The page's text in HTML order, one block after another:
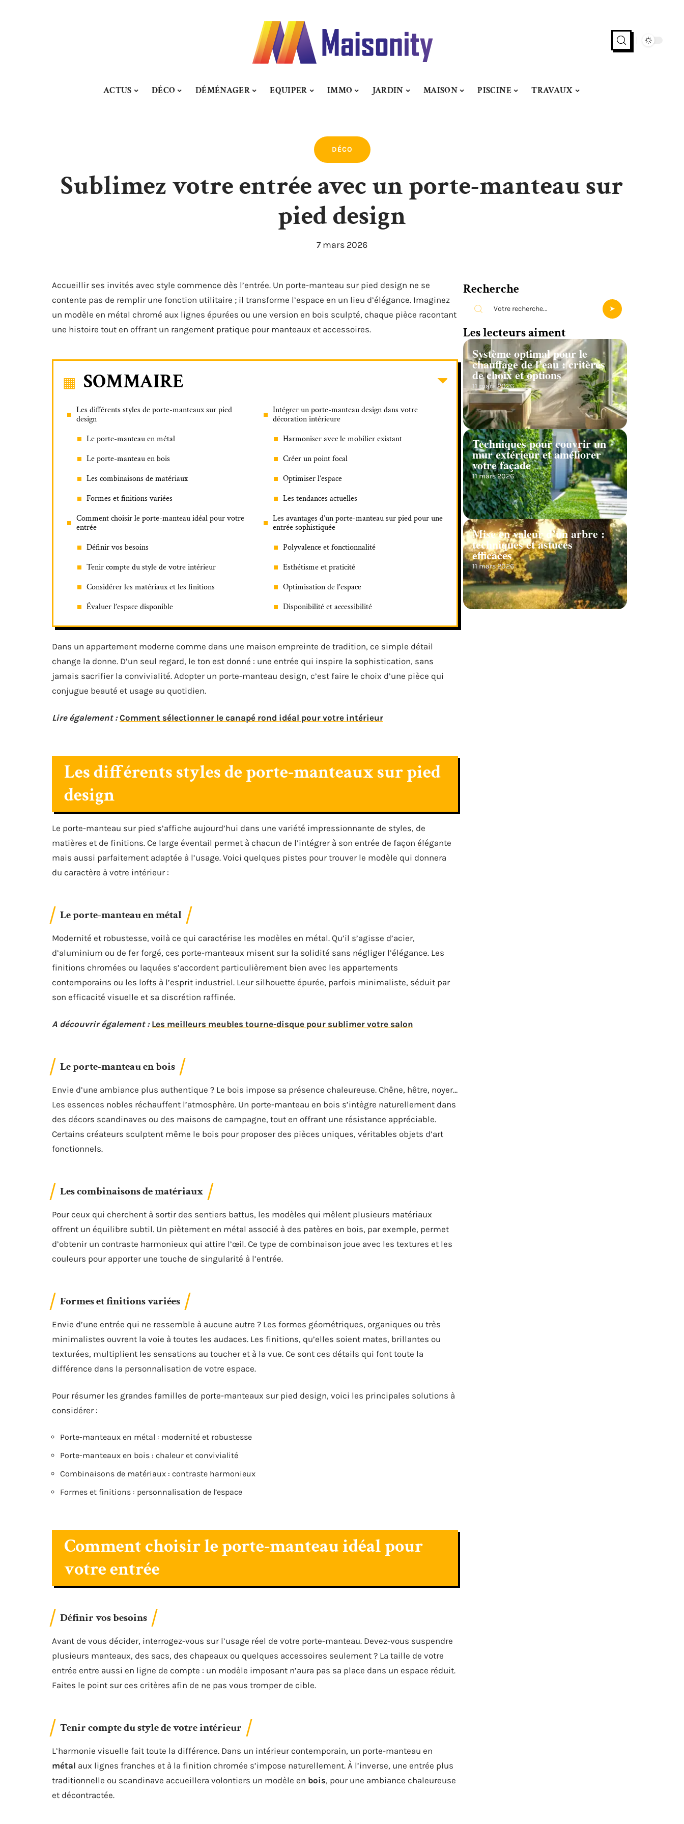
ACTUS DÉCO DÉMÉNAGER EQUIPER IMMO JARDIN MAISON PISCINE TRAVAUX
DÉCO
Sublimez votre entrée avec un porte-manteau sur
pied design
7 mars 2026
Accueillir ses invités avec style commence dès l’entrée. Un porte-manteau sur pied design ne se
contente pas de remplir une fonction utilitaire ; il transforme l’espace en un lieu d’élégance. Imaginez
un modèle en métal chromé aux lignes épurées ou une version en bois sculpté, chaque pièce racontant
une histoire tout en offrant un rangement pratique pour manteaux et accessoires.
SOMMAIRE
Les différents styles de porte-manteaux sur pied
design
Le porte-manteau en métal
Le porte-manteau en bois
Les combinaisons de matériaux
Formes et finitions variées
Comment choisir le porte-manteau idéal pour votre
entrée
Définir vos besoins
Tenir compte du style de votre intérieur
Considérer les matériaux et les finitions
Évaluer l’espace disponible
Intégrer un porte-manteau design dans votre
décoration intérieure
Harmoniser avec le mobilier existant
Créer un point focal
Optimiser l’espace
Les tendances actuelles
Les avantages d’un porte-manteau sur pied pour une
entrée sophistiquée
Polyvalence et fonctionnalité
Esthétisme et praticité
Optimisation de l’espace
Disponibilité et accessibilité
Dans un appartement moderne comme dans une maison empreinte de tradition, ce simple détail
change la donne. D’un seul regard, le ton est donné : une entrée qui inspire la sophistication, sans
jamais sacrifier la convivialité. Adopter un porte-manteau design, c’est faire le choix d’une pièce qui
conjugue beauté et usage au quotidien.
Lire également : Comment sélectionner le canapé rond idéal pour votre intérieur
Les différents styles de porte-manteaux sur pied
design
Le porte-manteau sur pied s’affiche aujourd’hui dans une variété impressionnante de styles, de
matières et de finitions. Ce large éventail permet à chacun de l’intégrer à son entrée de façon élégante
mais aussi parfaitement adaptée à l’usage. Voici quelques pistes pour trouver le modèle qui donnera
du caractère à votre intérieur :
Le porte-manteau en métal
Modernité et robustesse, voilà ce qui caractérise les modèles en métal. Qu’il s’agisse d’acier,
d’aluminium ou de fer forgé, ces porte-manteaux misent sur la solidité sans négliger l’élégance. Les
finitions chromées ou laquées s’accordent particulièrement bien avec les appartements
contemporains ou les lofts à l’esprit industriel. Leur silhouette épurée, parfois minimaliste, séduit par
son efficacité visuelle et sa discrétion raffinée.
A découvrir également : Les meilleurs meubles tourne-disque pour sublimer votre salon
Le porte-manteau en bois
Envie d’une ambiance plus authentique ? Le bois impose sa présence chaleureuse. Chêne, hêtre, noyer…
Les essences nobles réchauffent l’atmosphère. Un porte-manteau en bois s’intègre naturellement dans
des décors scandinaves ou des maisons de campagne, tout en offrant une résistance appréciable.
Certains créateurs sculptent même le bois pour proposer des pièces uniques, véritables objets d’art
fonctionnels.
Les combinaisons de matériaux
Pour ceux qui cherchent à sortir des sentiers battus, les modèles qui mêlent plusieurs matériaux
offrent un équilibre subtil. Un piètement en métal associé à des patères en bois, par exemple, permet
d’obtenir un contraste harmonieux qui attire l’œil. Ce type de combinaison joue avec les textures et les
couleurs pour apporter une touche de singularité à l’entrée.
Formes et finitions variées
Envie d’une entrée qui ne ressemble à aucune autre ? Les formes géométriques, organiques ou très
minimalistes ouvrent la voie à toutes les audaces. Les finitions, qu’elles soient mates, brillantes ou
texturées, multiplient les sensations au toucher et à la vue. Ce sont ces détails qui font toute la
différence dans la personnalisation de votre espace.
Pour résumer les grandes familles de porte-manteaux sur pied design, voici les principales solutions à
considérer :
Porte-manteaux en métal : modernité et robustesse
Porte-manteaux en bois : chaleur et convivialité
Combinaisons de matériaux : contraste harmonieux
Formes et finitions : personnalisation de l’espace
Comment choisir le porte-manteau idéal pour
votre entrée
Définir vos besoins
Avant de vous décider, interrogez-vous sur l’usage réel de votre porte-manteau. Devez-vous suspendre
plusieurs manteaux, des sacs, des chapeaux ou quelques accessoires seulement ? La taille de votre
entrée entre aussi en ligne de compte : un modèle imposant n’aura pas sa place dans un espace réduit.
Faites le point sur ces critères afin de ne pas vous tromper de cible.
Tenir compte du style de votre intérieur
L’harmonie visuelle fait toute la différence. Dans un intérieur contemporain, un porte-manteau en
métal aux lignes franches et à la finition chromée s’impose naturellement. À l’inverse, une entrée plus
traditionnelle ou scandinave accueillera volontiers un modèle en bois, pour une ambiance chaleureuse
et décontractée.
Recherche
Les lecteurs aiment
Système optimal pour le
chauffage de l’eau : critères
de choix et options
11 mars 2026
Techniques pour couvrir un
mur extérieur et améliorer
votre façade
11 mars 2026
Mise en valeur d’un arbre :
techniques et astuces
efficaces
11 mars 2026